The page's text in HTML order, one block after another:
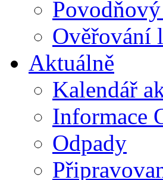
Ověřování
Aktuálně
Kalendář
Informace
Odpady